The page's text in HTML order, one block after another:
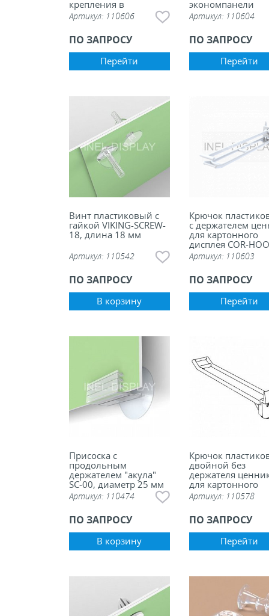
крепления в
перфорацию
Артикул: 110606
ПО ЗАПРОСУ
Перейти
экономпанели
Артикул: 110604
ПО ЗАПРОСУ
Перейти
Винт пластиковый с
гайкой VIKING-SCREW-
18, длина 18 мм
Артикул: 110542
ПО ЗАПРОСУ
В корзину
Крючок
с держателем
для картонного
дисплея COR-
Артикул: 110603
ПО ЗАПРОСУ
Перейти
Присоска с
продольным
держателем "акула"
SC-00, диаметр 25 мм
Артикул: 110474
ПО ЗАПРОСУ
В корзину
Крючок
двойной без
держателя
для картонного
дисплея COR-
Артикул: 110578
ПО ЗАПРОСУ
Перейти